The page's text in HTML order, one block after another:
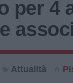
per 4
Attualità